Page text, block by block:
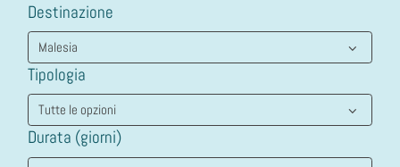
Destinazione
Tipologia
Durata (giorni)